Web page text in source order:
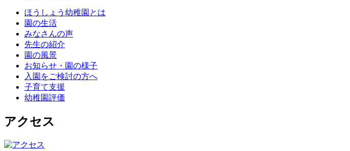
ほうしょう幼稚園とは
園の生活
みなさんの声
先生の紹介
園の風景
お知らせ・園の様子
入園をご検討の方へ
子育て支援
幼稚園評価
アクセス